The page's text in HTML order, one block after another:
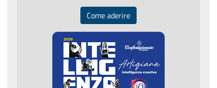
Come aderire